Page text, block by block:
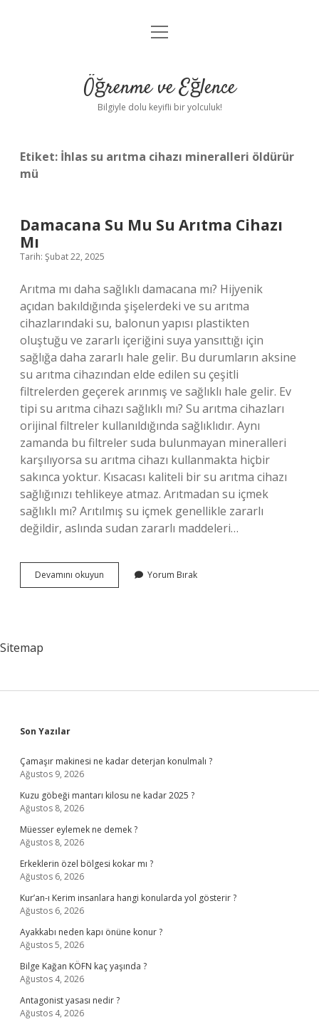
Anasayfa
Yasal Uyarı
menüyü
Öğrenme ve Eğlence
Bilgiyle dolu keyifli bir yolculuk!
Etiket: İhlas su arıtma cihazı mineralleri öldürür
mü
Damacana Su Mu Su Arıtma Cihazı
Mı
Tarih: Şubat 22, 2025
Arıtma mı daha sağlıklı damacana mı? Hijyenik
açıdan bakıldığında şişelerdeki ve su arıtma
cihazlarındaki su, balonun yapısı plastikten
oluştuğu ve zararlı içeriğini suya yansıttığı için
sağlığa daha zararlı hale gelir. Bu durumların aksine
su arıtma cihazından elde edilen su çeşitli
filtrelerden geçerek arınmış ve sağlıklı hale gelir. Ev
tipi su arıtma cihazı sağlıklı mı? Su arıtma cihazları
orijinal filtreler kullanıldığında sağlıklıdır. Aynı
zamanda bu filtreler suda bulunmayan mineralleri
karşılıyorsa su arıtma cihazı kullanmakta hiçbir
sakınca yoktur. Kısacası kaliteli bir su arıtma cihazı
sağlığınızı tehlikeye atmaz. Arıtmadan su içmek
sağlıklı mı? Arıtılmış su içmek genellikle zararlı
değildir, aslında sudan zararlı maddeleri…
Devamını okuyun Damacana
Su
Yorum Bırak
Sitemap
Sidebar
Son Yazılar
Çamaşır makinesi ne kadar deterjan konulmalı ?
Ağustos 9, 2026
Kuzu göbeği mantarı kilosu ne kadar 2025 ?
Ağustos 8, 2026
Müesser eylemek ne demek ?
Ağustos 8, 2026
Erkeklerin özel bölgesi kokar mı ?
Ağustos 6, 2026
Kur’an-ı Kerim insanlara hangi konularda yol gösterir ?
Ağustos 6, 2026
Ayakkabı neden kapı önüne konur ?
Ağustos 5, 2026
Bilge Kağan KÖFN kaç yaşında ?
Ağustos 4, 2026
Antagonist yasası nedir ?
Ağustos 4, 2026